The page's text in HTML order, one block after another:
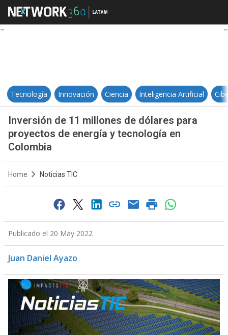
Inversión de 11 millones de
Tecnología Innovación Ciencia Inteligencia Artificial
Inversión de 11 millones de dólares para
proyectos de energía y tecnología en
Colombia
Home Noticias TIC
Publicado el 20 May 2022
Juan Daniel Ayazo